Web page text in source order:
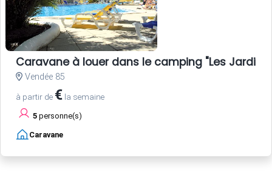
Caravane à louer dans le camping "Les
Vendée 85
à partir de € la semaine
5 personne(s)
Caravane